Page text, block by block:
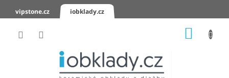
vipstone.cz iobklady.cz